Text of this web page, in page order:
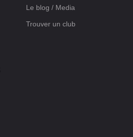
Le blog / Media
Trouver un club